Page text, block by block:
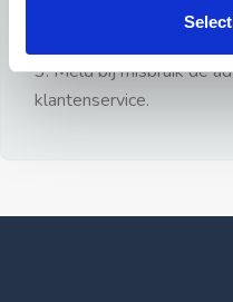
3: Meld bij misbruik de
klantenservice.